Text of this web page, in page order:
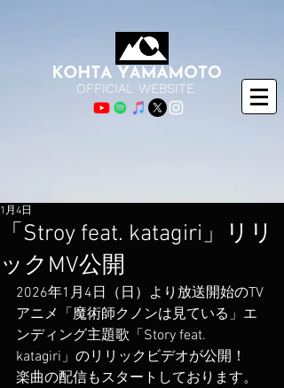
OFFICIAL WEBSITE
「Stroy feat. katagiri」リリ
ックMV公開
1月4日
2026年1月4日（日）より放送開始のTV
アニメ「魔術師クノンは見ている」エ
ンディング主題歌「Story feat.
katagiri」のリリックビデオが公開！
楽曲の配信もスタートしております。